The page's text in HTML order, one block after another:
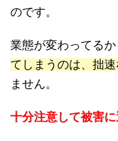
のです。
業態が変わってる
てしまうのは、拙
ません。
十分注意して被害に